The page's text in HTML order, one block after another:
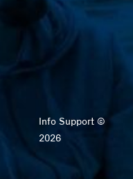
Info Support ©
2026